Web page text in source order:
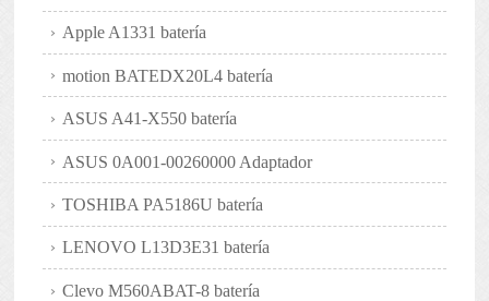
Apple A1331 batería
motion BATEDX20L4 batería
ASUS A41-X550 batería
ASUS 0A001-00260000 Adaptador
TOSHIBA PA5186U batería
LENOVO L13D3E31 batería
Clevo M560ABAT-8 batería